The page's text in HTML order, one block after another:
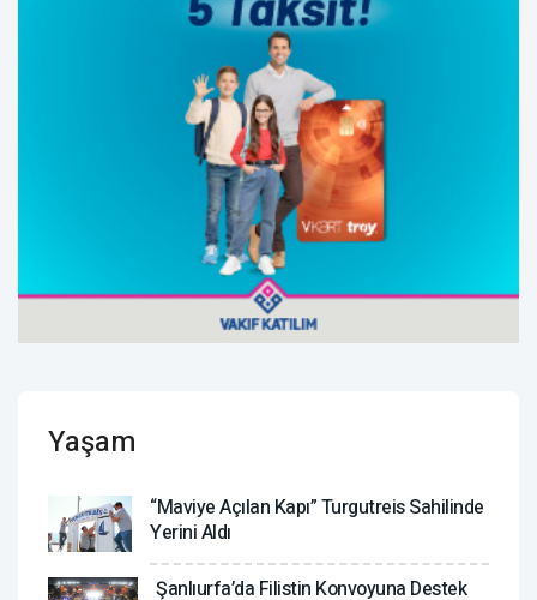
Yaşam
“Maviye Açılan Kapı” Turgutreis Sahilinde
Yerini Aldı
Şanlıurfa’da Filistin Konvoyuna Destek